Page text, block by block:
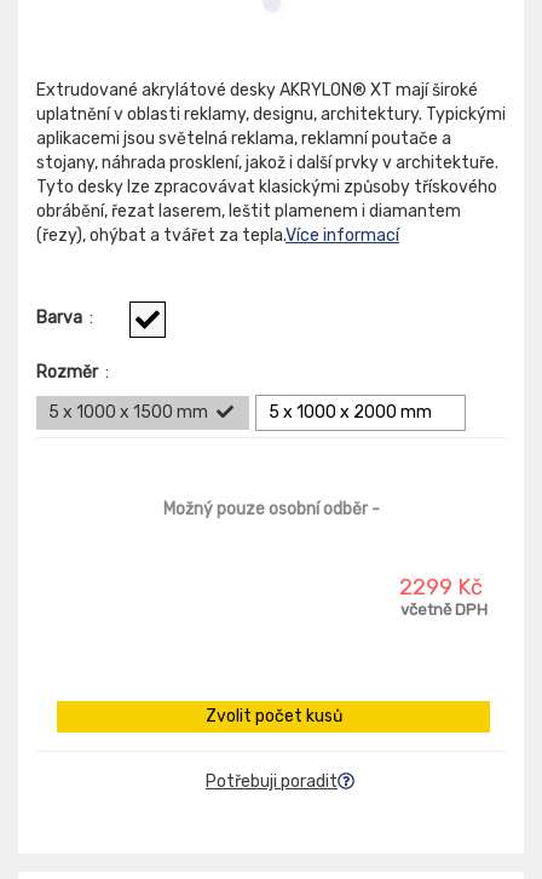
Extrudované akrylátové desky AKRYLON® XT mají široké
uplatnění v oblasti reklamy, designu, architektury. Typickými
aplikacemi jsou světelná reklama, reklamní poutače a
stojany, náhrada prosklení, jakož i další prvky v architektuře.
Tyto desky lze zpracovávat klasickými způsoby třískového
obrábění, řezat laserem, leštit plamenem i diamantem
(řezy), ohýbat a tvářet za tepla.Více informací
Barva :
Rozměr :
5 x 1000 x 1500 mm
5 x 1000 x 2000 mm
Možný pouze osobní odběr-
2299 Kč
včetně DPH
Zvolit počet kusů
Potřebuji poradit